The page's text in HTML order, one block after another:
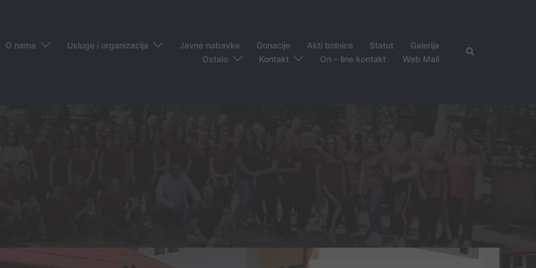
O nama Usluge i organizacija Javne nabavke Donacije Akti bolnice Statut
Galerija
Ostalo
Kontakt On – line kontakt Web Mail
Search